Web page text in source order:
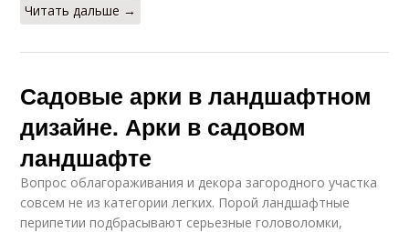
Читать дальше →
Садовые арки в ландшафтном
дизайне. Арки в садовом
ландшафте
Вопрос облагораживания и декора загородного участка
совсем не из категории легких. Порой ландшафтные
перипетии подбрасывают серьезные головоломки,